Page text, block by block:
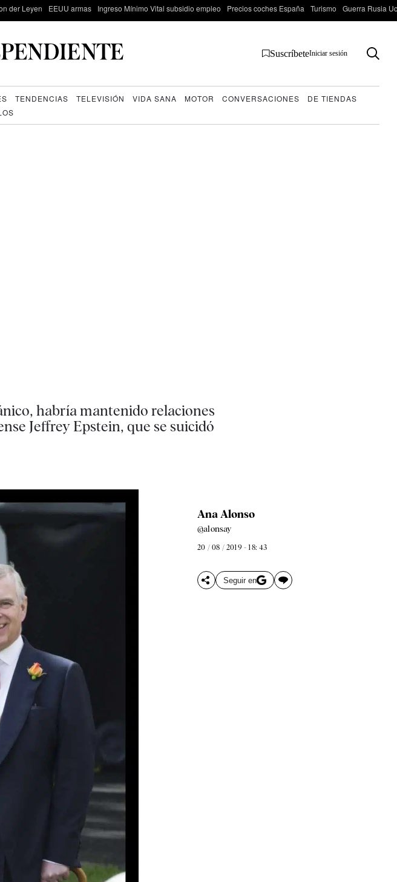
der Leyen EEUU armas Ingreso Mínimo Vital subsidio empleo Precios coches España Turismo Guerra Rusia
SuscríbeteIniciar sesión
TENDENCIAS TELEVISIÓN VIDA SANA MOTOR CONVERSACIONES
DE TIENDAS
habría mantenido relaciones
Jeffrey Epstein, que se suicidó
Ana Alonso
@alonsay
20 / 08 / 2019 - 18: 43
Seguir en